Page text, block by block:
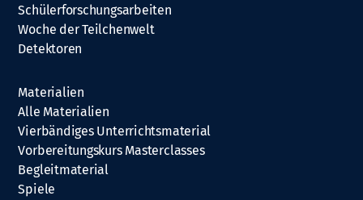
Schülerforschungsarbeiten
Woche der Teilchenwelt
Detektoren
Materialien
Alle Materialien
Vierbändiges Unterrichtsmaterial
Vorbereitungskurs Masterclasses
Begleitmaterial
Spiele